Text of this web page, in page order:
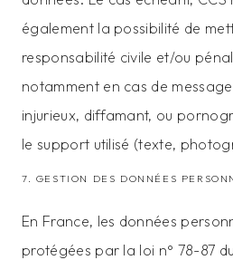
également la possibilité de
responsabilité civile et/ou
notamment en cas de
injurieux, diffamant, ou
le support utilisé (texte,
7. GESTION DES DONNÉES
En France, les données
protégées par la loi n° 78-87